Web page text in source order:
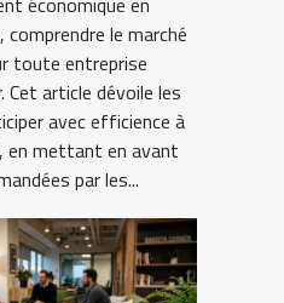
le marché
toute entreprise
Cet article dévoile les
avec efficience à
en mettant en avant
par les...